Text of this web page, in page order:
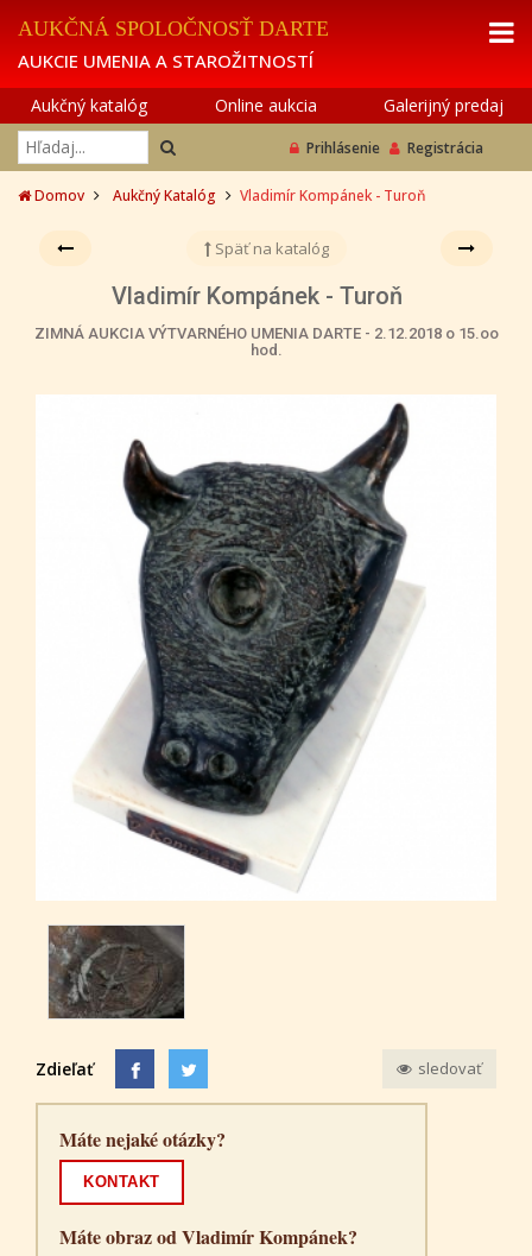
AUKČNÁ SPOLOČNOSŤ DARTE
AUKCIE UMENIA A STAROŽITNOSTÍ
Aukčný katalóg Online aukcia Galerijný predaj
Prihlásenie Registrácia
Domov Aukčný Katalóg Vladimír Kompánek - Turoň
Späť na katalóg
Vladimír Kompánek - Turoň
ZIMNÁ AUKCIA VÝTVARNÉHO UMENIA DARTE - 2.12.2018 o 15.oo
hod.
Zdieľať sledovať
Máte nejaké otázky?
KONTAKT
Máte obraz od Vladimír Kompánek?